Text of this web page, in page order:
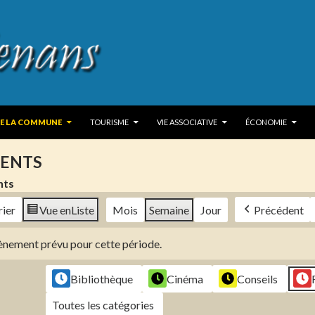
LA COMMUNE
TOURISME VIE ASSOCIATIVE ÉCONOMIE
Vue enListe Mois Semaine Jour Précédent
prévu pour cette période.
Bibliothèque Cinéma Conseils
Toutes les catégories